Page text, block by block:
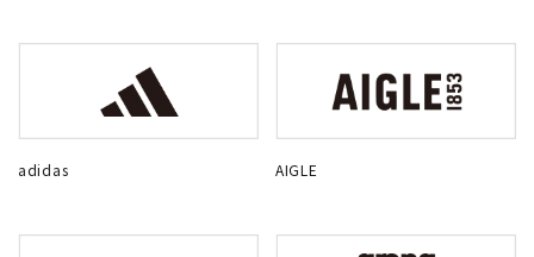
adidas AIGLE